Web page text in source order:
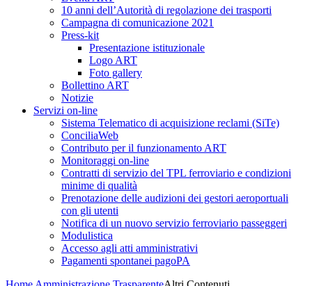
10 anni dell’Autorità di regolazione dei trasporti
Campagna di comunicazione 2021
Press-kit
Presentazione istituzionale
Logo ART
Foto gallery
Bollettino ART
Notizie
Servizi on-line
Sistema Telematico di acquisizione reclami (SiTe)
ConciliaWeb
Contributo per il funzionamento ART
Monitoraggi on-line
Contratti di servizio del TPL ferroviario e condizioni
minime di qualità
Prenotazione delle audizioni dei gestori aeroportuali
con gli utenti
Notifica di un nuovo servizio ferroviario passeggeri
Modulistica
Accesso agli atti amministrativi
Pagamenti spontanei pagoPA